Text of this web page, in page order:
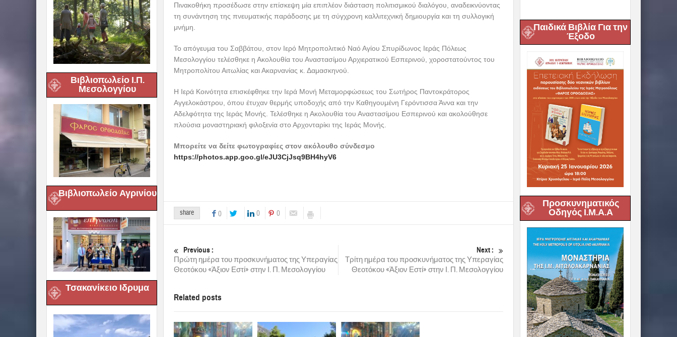
Βιβλιοπωλείο Ι.Π.
Μεσολογγίου
Βιβλιοπωλείο Αγρινίου
Τσακανίκειο Ιδρυμα
Πινακοθήκη προσέδωσε στην επίσκεψη μία επιπλέον διάσταση πολιτισμικού διαλόγου, αναδεικνύοντας
τη συνάντηση της πνευματικής παράδοσης με τη σύγχρονη καλλιτεχνική δημιουργία και τη συλλογική
μνήμη.
Το απόγευμα του Σαββάτου, στον Ιερό Μητροπολιτικό Ναό Αγίου Σπυρίδωνος Ιεράς Πόλεως
Μεσολογγίου τελέσθηκε η Ακολουθία του Αναστασίμου Αρχιερατικού Εσπερινού, χοροστατούντος του
Μητροπολίτου Αιτωλίας και Ακαρνανίας κ. Δαμασκηνού.
Η Ιερά Κοινότητα επισκέφθηκε την Ιερά Μονή Μεταμορφώσεως του Σωτήρος Παντοκράτορος
Αγγελοκάστρου, όπου έτυχαν θερμής υποδοχής από την Καθηγουμένη Γερόντισσα Άννα και την
Αδελφότητα της Ιεράς Μονής. Τελέσθηκε η Ακολουθία του Αναστασίμου Εσπερινού και ακολούθησε
πλούσια μοναστηριακή φιλοξενία στο Αρχονταρίκι της Ιεράς Μονής.
Μπορείτε να δείτε φωτογραφίες στον ακόλουθο σύνδεσμο
https://photos.app.goo.gl/eJU3CjJsq9BH4hyV6
share 0 0 0
Previous :
Πρώτη ημέρα του προσκυνήματος της Υπεραγίας
Θεοτόκου «Άξιον Εστί» στην Ι. Π. Μεσολογγίου
Next :
Τρίτη ημέρα του προσκυνήματος της Υπεραγίας
Θεοτόκου «Άξιον Εστί» στην Ι. Π. Μεσολογγίου
Related posts
Παιδικά Βιβλία Για την
Έξοδο
Προσκυνηματικός
Οδηγός Ι.Μ.Α.Α